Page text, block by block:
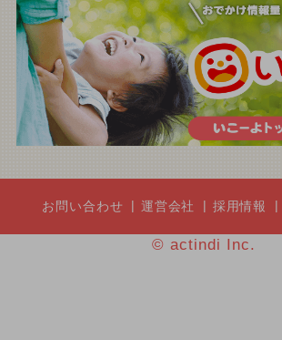
お問い合わせ 運営会社 採用情報
© actindi Inc.